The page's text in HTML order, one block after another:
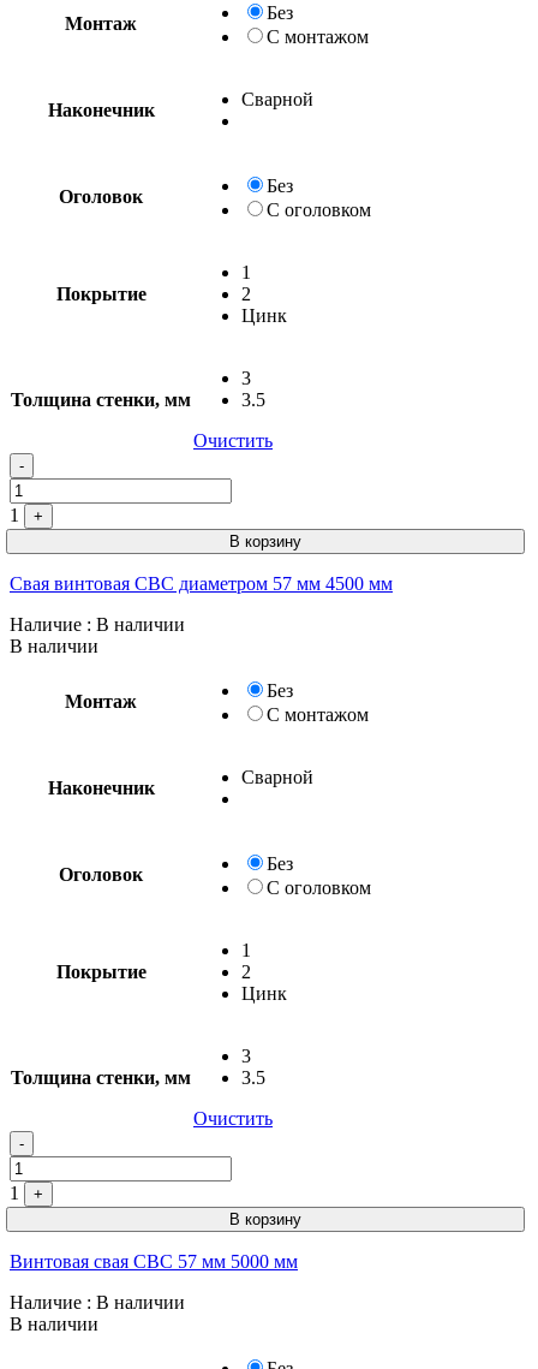
Монтаж
Без
С монтажом
Наконечник
Сварной
Оголовок
Без
С оголовком
Покрытие
1
2
Цинк
Толщина стенки, мм
3
3.5
Очистить
-
1
+
В корзину
Свая винтовая СВС диаметром 57 мм 4500 мм
Наличие : В наличии
В наличии
Монтаж
Без
С монтажом
Наконечник
Сварной
Оголовок
Без
С оголовком
Покрытие
1
2
Цинк
Толщина стенки, мм
3
3.5
Очистить
-
1
+
В корзину
Винтовая свая СВС 57 мм 5000 мм
Наличие : В наличии
В наличии